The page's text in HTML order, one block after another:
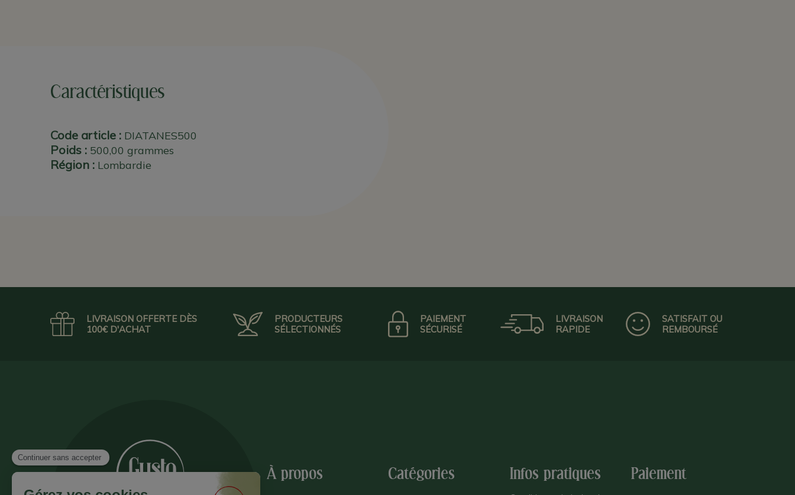
Caractéristiques
Code article : DIATANES500
Poids : 500,00 grammes
Région : Lombardie
LIVRAISON OFFERTE DÈS
100€ D'ACHAT
PRODUCTEURS
SÉLECTIONNÉS
PAIEMENT
SÉCURISÉ
LIVRAISON
RAPIDE
SATISFAIT OU
REMBOURSÉ
À propos Catégories Infos pratiques Paiement